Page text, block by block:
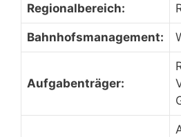
Regionalbereich:
Bahnhofsmanagement:
Aufgabenträger: